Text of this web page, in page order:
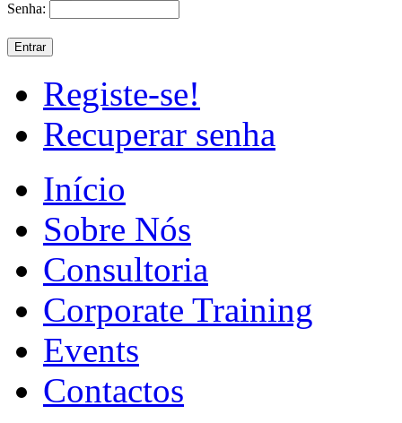
Senha:
Registe-se!
Recuperar senha
Início
Sobre Nós
Consultoria
Corporate Training
Events
Contactos